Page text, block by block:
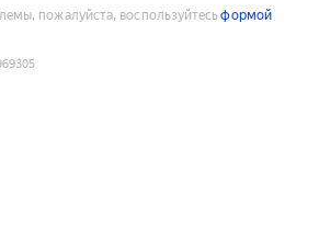
пожалуйста, воспользуйтесьформой